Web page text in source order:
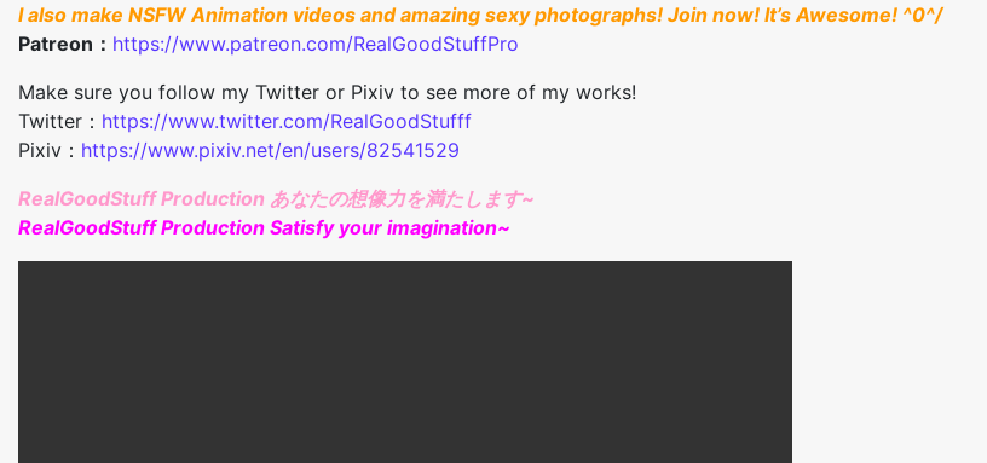
I also make NSFW Animation videos and amazing sexy photographs! Join now! It’s Awesome! ^0^/
Patreon： https://www.patreon.com/RealGoodStuffPro
Make sure you follow my Twitter or Pixiv to see more of my works!
Twitter： https://www.twitter.com/RealGoodStufff
Pixiv： https://www.pixiv.net/en/users/82541529
RealGoodStuff Production あなたの想像力を満たします~
RealGoodStuff Production Satisfy your imagination~